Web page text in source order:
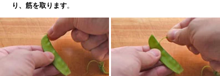
り、筋を取ります。